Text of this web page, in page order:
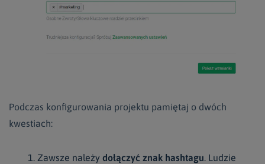
Podczas konfigurowania projektu pamiętaj o dwóch
kwestiach:
Zawsze należy dołączyć znak hashtagu . Ludzie